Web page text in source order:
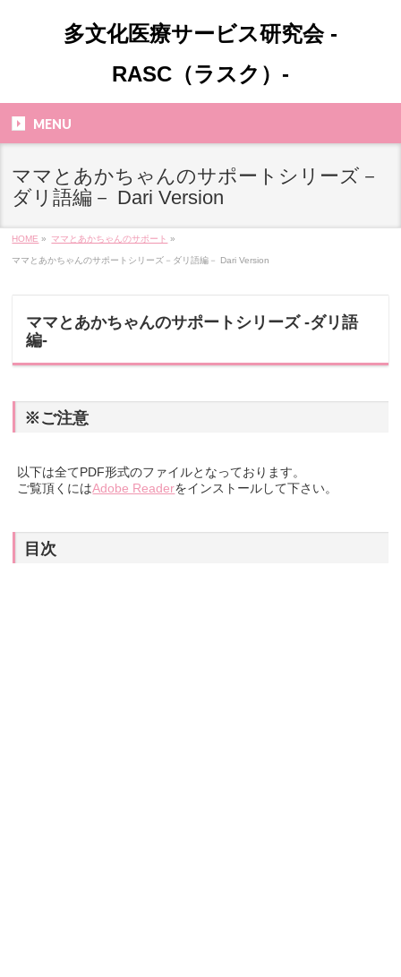
多文化医療サービス研究会 -
RASC（ラスク）-
MENU
ママとあかちゃんのサポートシリーズ－
ダリ語編－ Dari Version
HOME » ママとあかちゃんのサポート »
ママとあかちゃんのサポートシリーズ－ダリ語編－ Dari Version
ママとあかちゃんのサポートシリーズ -ダリ語
編-
※ご注意
以下は全てPDF形式のファイルとなっております。
ご覧頂くにはAdobe Readerをインストールして下さい。
目次